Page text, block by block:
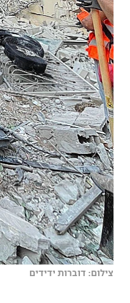
צילום: דוברות ידידים